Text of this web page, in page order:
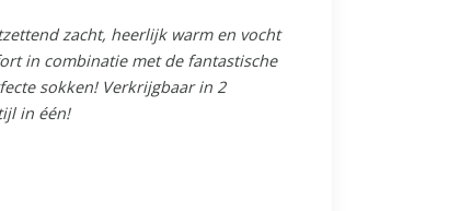
zacht, heerlijk warm en vocht
in combinatie met de fantastische
sokken! Verkrijgbaar in 2
in één!